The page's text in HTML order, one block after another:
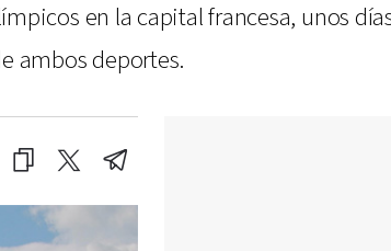
en la capital francesa, unos
ambos deportes.